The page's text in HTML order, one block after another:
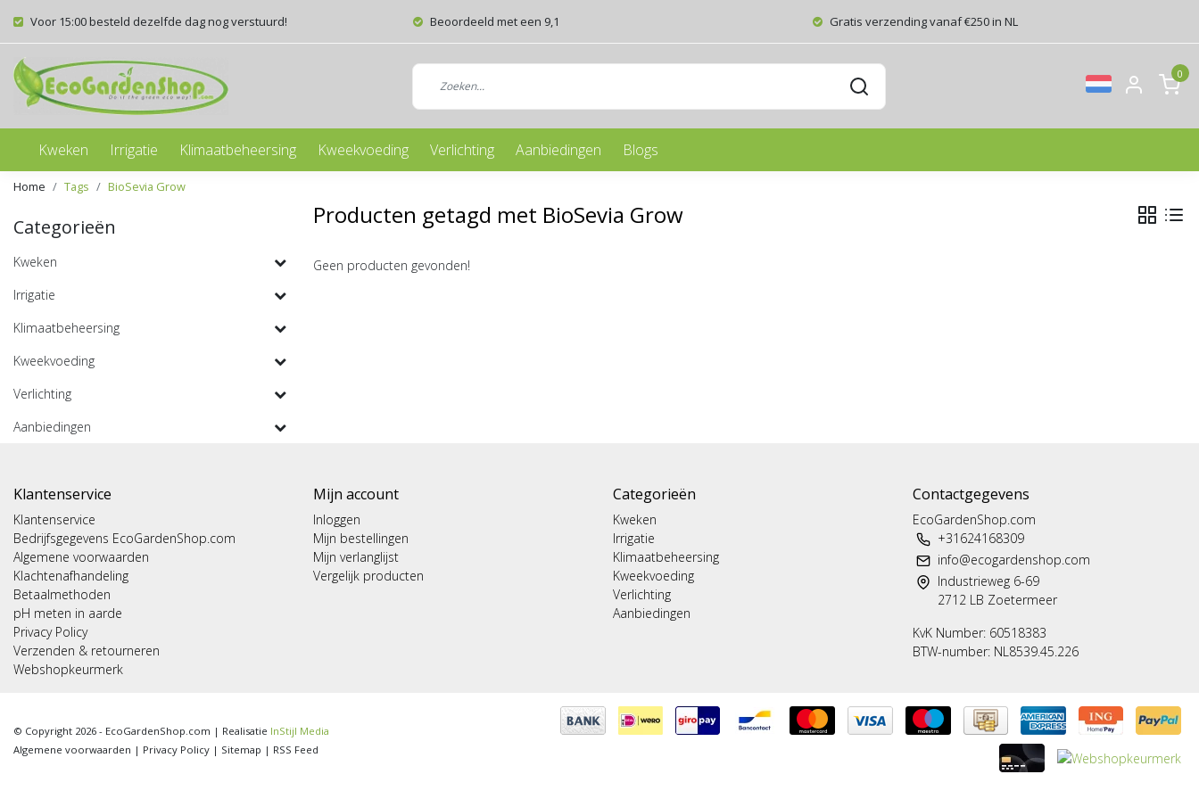
Voor 15:00 besteld dezelfde dag nog verstuurd! Beoordeeld met een 9,1 Gratis verzending vanaf €250 in NL
0
Kweken Irrigatie Klimaatbeheersing Kweekvoeding Verlichting Aanbiedingen Blogs
Home Tags BioSevia Grow
Categorieën
Kweken
Irrigatie
Klimaatbeheersing
Kweekvoeding
Verlichting
Aanbiedingen
Producten getagd met BioSevia Grow
Geen producten gevonden!
Klantenservice
Klantenservice
Bedrijfsgegevens EcoGardenShop.com
Algemene voorwaarden
Klachtenafhandeling
Betaalmethoden
pH meten in aarde
Privacy Policy
Verzenden & retourneren
Webshopkeurmerk
Mijn account
Inloggen
Mijn bestellingen
Mijn verlanglijst
Vergelijk producten
Categorieën
Kweken
Irrigatie
Klimaatbeheersing
Kweekvoeding
Verlichting
Aanbiedingen
Contactgegevens
EcoGardenShop.com
+31624168309
info@ecogardenshop.com
Industrieweg 6-69
2712 LB Zoetermeer
KvK Number: 60518383
BTW-number: NL8539.45.226
© Copyright 2026 - EcoGardenShop.com | Realisatie InStijl Media
Algemene voorwaarden | Privacy Policy | Sitemap | RSS Feed